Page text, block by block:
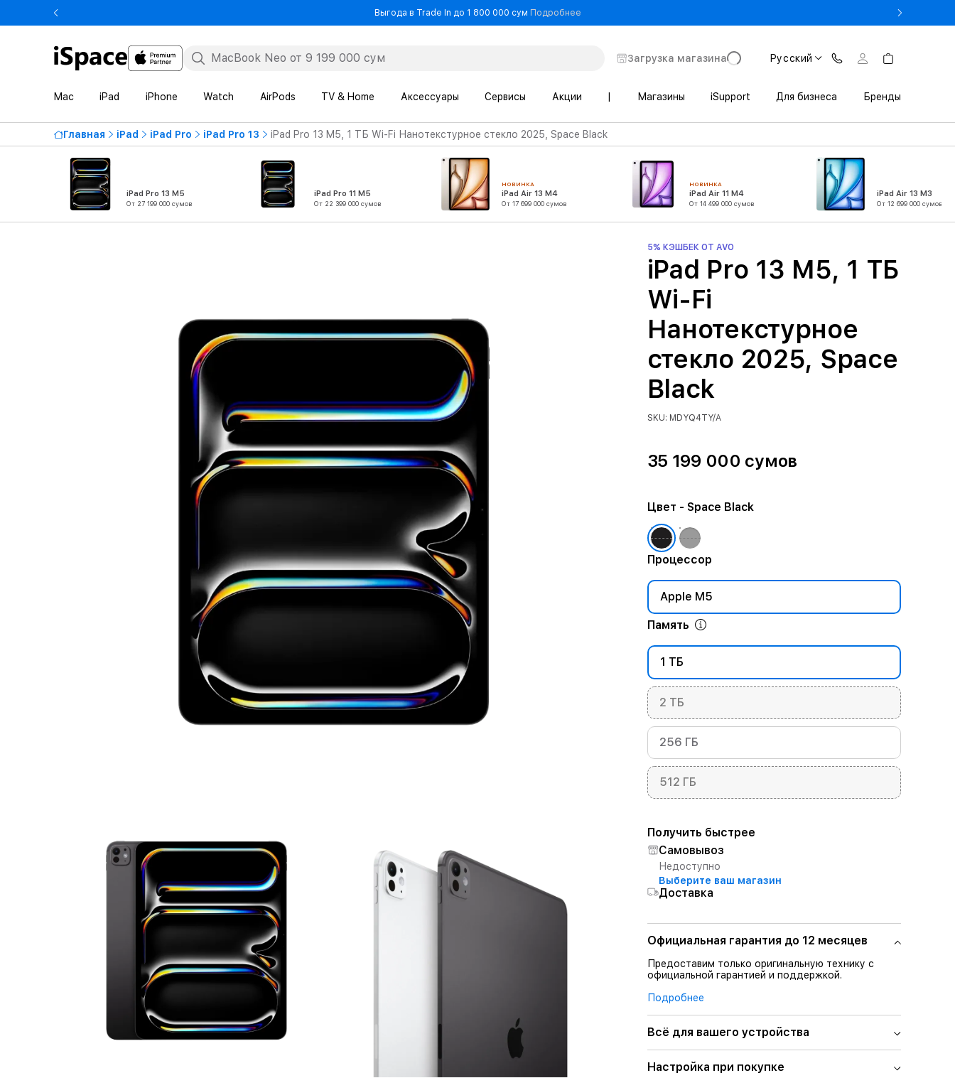
Выгода в Trade In до 1 800 000 сум Подробнее- Выгода в Trade In до 1 800 000 сум
Загрузка магазина Русский
Mac iPad iPhone Watch AirPods TV & Home Аксессуары Сервисы Акции Магазины iSupport Для бизнеса Бренды
Главная iPad iPad Pro iPad Pro 13 iPad Pro 13 M5, 1 ТБ Wi-Fi Нанотекстурное стекло 2025, Space Black
iPad Pro 13 M5
От 27 199 000 сумов
iPad Pro 11 M5
От 22 399 000 сумов
НОВИНКА
iPad Air 13 M4
От 17 699 000 сумов
НОВИНКА
iPad Air 11 M4
От 14 499 000 сумов
iPad Air 13 M3
От 12 699 000 сумов
5% КЭШБЕК ОТ AVO
iPad Pro 13 M5, 1 ТБ
Wi-Fi
Нанотекстурное
стекло 2025, Space
Black
SKU: MDYQ4TY/A
35 199 000 сумов
Цвет - Space Black
Процессор
Apple M5
Память
1 ТБ
2 ТБ
256 ГБ
512 ГБ
Получить быстрее
Самовывоз
Недоступно
Выберите ваш магазин
Доставка
Официальная гарантия до 12 месяцев
Предоставим только оригинальную технику с
официальной гарантией и поддержкой.
Подробнее
Всё для вашего устройства
Настройка при покупке